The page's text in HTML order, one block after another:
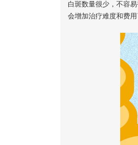
白斑数量很少，不容
会增加治疗难度和费用